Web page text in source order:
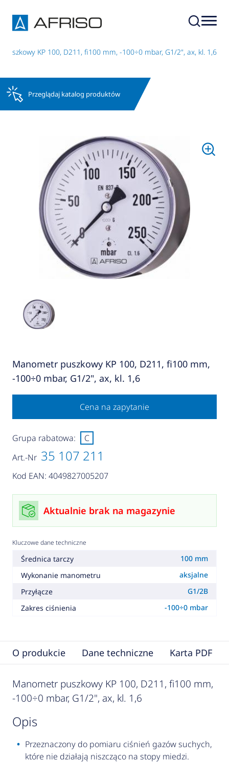
KP 100, D211, fi100 mm, -100÷0 mbar, G1/2", ax, kl. 1,6
Przeglądaj katalog produktów
Manometr puszkowy KP 100, D211, fi100 mm,
-100÷0 mbar, G1/2", ax, kl. 1,6
Cena na zapytanie
Art.-Nr 35 107 211
Kod EAN: 4049827005207
Grupa rabatowa: C
Aktualnie brak na magazynie
Kluczowe dane techniczne
Średnica tarczy
100 mm
Wykonanie manometru
aksjalne
Przyłącze
G1/2B
Zakres ciśnienia
-100÷0 mbar
O produkcie Dane techniczne Karta PDF
Manometr puszkowy KP 100, D211, fi100 mm,
-100÷0 mbar, G1/2", ax, kl. 1,6
opis
Przeznaczony do pomiaru ciśnień gazów suchych,
które nie działają niszcząco na stopy miedzi.